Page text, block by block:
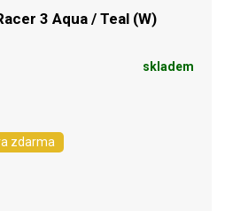
3 Aqua / Teal (W)
skladem
zdarma